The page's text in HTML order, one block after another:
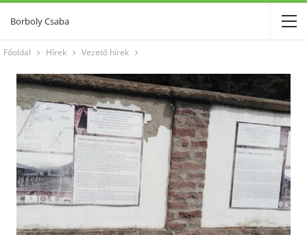
Borboly Csaba
Főoldal Hírek Vezető hírek